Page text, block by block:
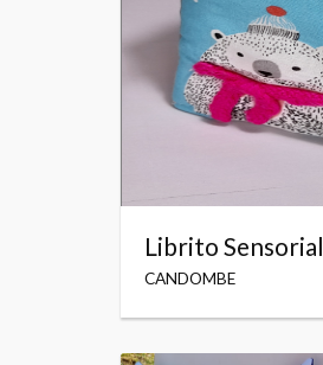
Librito Sensorial
CANDOMBE